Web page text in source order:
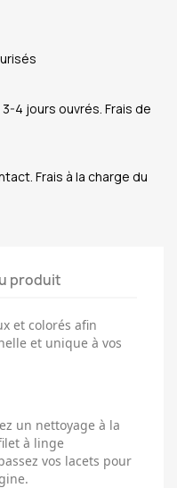
4 jours ouvrés. Frais de
Frais à la charge du
produit
et colorés afin
et unique à vos
un nettoyage à la
à linge
vos lacets pour